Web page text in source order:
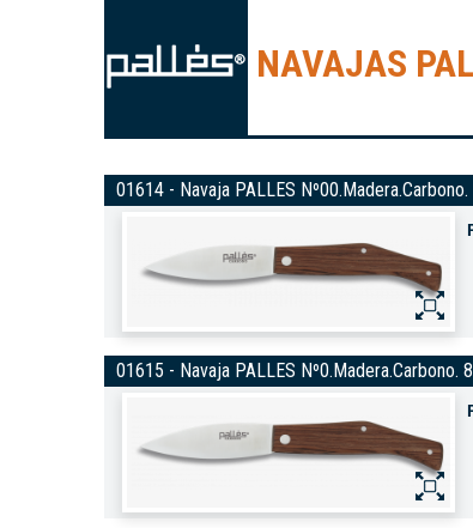
NAVAJAS
01614 - Navaja PALLES
01615 - Navaja PALLES Nº0.Madera.Carbono.